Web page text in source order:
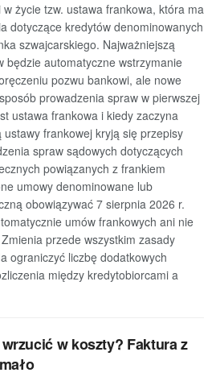
życie tzw. ustawa frankowa, która ma
dotyczące kredytów denominowanych
szwajcarskiego. Najważniejszą
będzie automatyczne wstrzymanie
pozwu bankowi, ale nowe
prowadzenia spraw w pierwszej
ustawa frankowa i kiedy zaczyna
frankowej kryją się przepisy
spraw sądowych dotyczących
powiązanych z frankiem
umowy denominowane lub
obowiązywać 7 sierpnia 2026 r.
umów frankowych ani nie
przede wszystkim zasady
ograniczyć liczbę dodatkowych
między kredytobiorcami a
w koszty? Faktura z